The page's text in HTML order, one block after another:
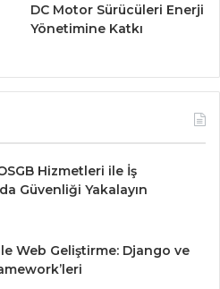
DC Motor Sürücüleri Enerji
Yönetimine Katkı
Hizmetleri ile İş
Güvenliği Yakalayın
Web Geliştirme: Django ve